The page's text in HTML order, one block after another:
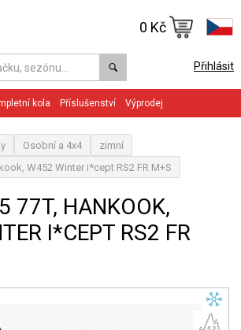
Přihlásit
0 Kč
kola Příslušenství Výprodej
Osobní a 4x4
zimní
W452 Winter i*cept RS2 FR M+S
77T, HANKOOK,
I*CEPT RS2 FR